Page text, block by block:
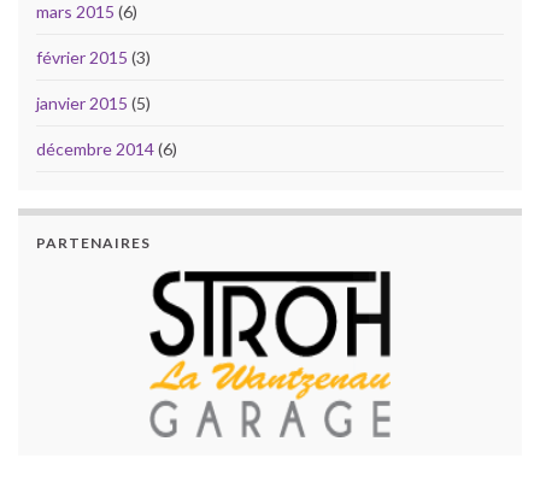
mars 2015 (6)
février 2015 (3)
janvier 2015 (5)
décembre 2014(6)
PARTENAIRES